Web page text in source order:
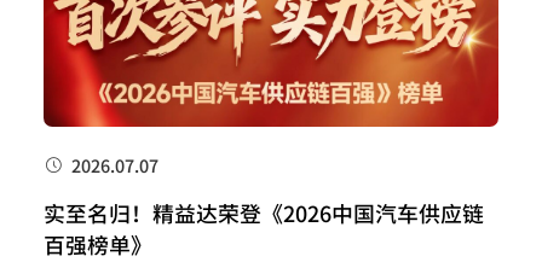
2026.07.07
实至名归！精益达荣登《2026中国汽车供应链
百强榜单》